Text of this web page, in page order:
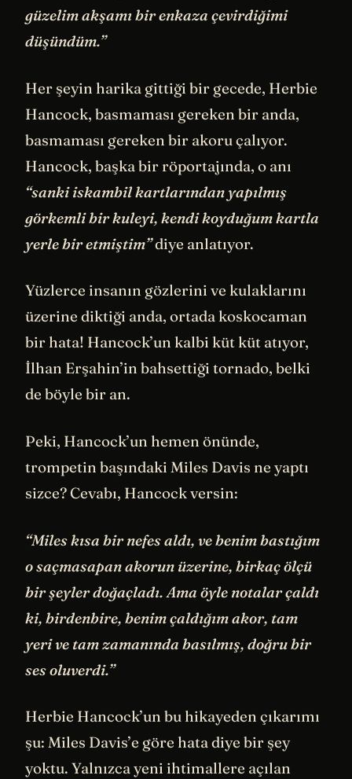
güzelim akşamı bir enkaza çevirdiğimi
düşündüm.”
Her şeyin harika gittiği bir gecede, Herbie
Hancock, basmaması gereken bir anda,
basmaması gereken bir akoru çalıyor.
Hancock, başka bir röportajında, o anı
“sanki iskambil kartlarından yapılmış
görkemli bir kuleyi, kendi koyduğum kartla
yerle bir etmiştim”diye anlatıyor.
Yüzlerce insanın gözlerini ve kulaklarını
üzerine diktiği anda, ortada koskocaman
bir hata! Hancock’un kalbi küt küt atıyor,
İlhan Erşahin’in bahsettiği tornado, belki
de böyle bir an.
Peki, Hancock’un hemen önünde,
trompetin başındaki Miles Davis ne yaptı
sizce? Cevabı, Hancock versin:
“Miles kısa bir nefes aldı, ve benim bastığım
o saçmasapan akorun üzerine, birkaç ölçü
bir şeyler doğaçladı. Ama öyle notalar çaldı
ki, birdenbire, benim çaldığım akor, tam
yeri ve tam zamanında basılmış, doğru bir
ses oluverdi.”
Herbie Hancock’un bu hikayeden çıkarımı
şu: Miles Davis’e göre hata diye bir şey
yoktu. Yalnızca yeni ihtimallere açılan